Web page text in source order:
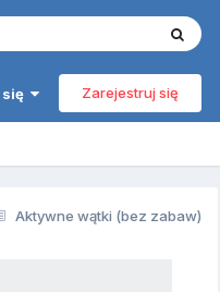
się Zarejestruj się
Aktywne wątki (bez zabaw)